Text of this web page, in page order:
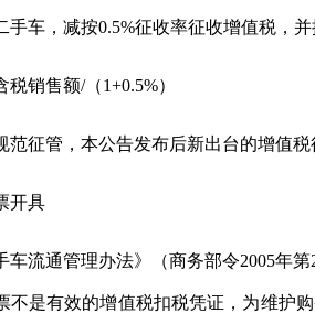
手车，减按0.5%征收率征收增值税，
税销售额/（1+0.5%）
范征管，本公告发布后新出台的增值
开具
车流通管理办法》（商务部令2005年
不是有效的增值税扣税凭证，为维护